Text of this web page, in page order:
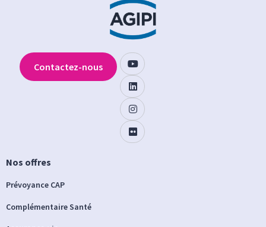
Nos offres
Prévoyance CAP
Complémentaire Santé
Contactez-nous